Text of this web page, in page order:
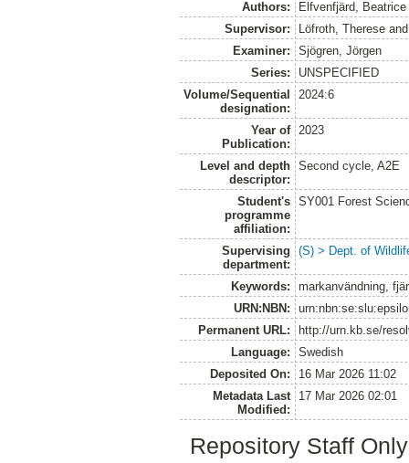
Authors:
Elfvenfjärd, Beatrice
Supervisor:
Löfroth, Therese
Examiner:
Sjögren, Jörgen
Series:
UNSPECIFIED
Volume/Sequential
designation:
2024:6
Year of
Publication:
2023
Level and depth
descriptor:
Second cycle, A2E
Student's
programme
affiliation:
SY001 Forest
Supervising
department:
(S) > Dept. of
Keywords:
markanvändning,
URN:NBN:
Permanent URL:
http://urn.kb.se/
Language:
Swedish
Deposited On:
16 Mar 2026 11:02
Metadata Last
Modified:
17 Mar 2026 02:01
Repository Staff